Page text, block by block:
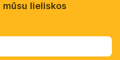
mūsu lieliskos